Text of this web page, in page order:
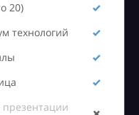
20)
технологий
презентации